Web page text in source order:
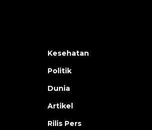
Kesehatan
Politik
Dunia
Artikel
Rilis Pers